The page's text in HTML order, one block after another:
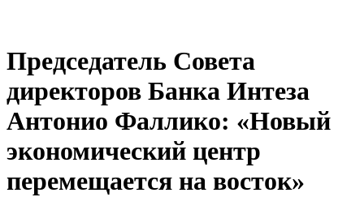
Председатель Совета
директоров Банка Интеза
Антонио Фаллико: «Новый
экономический центр
перемещается на восток»